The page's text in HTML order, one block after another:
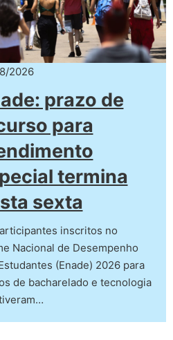
2026
prazo de
para
termina
sexta
inscritos no
Nacional de Desempenho
(Enade) 2026 para
de bacharelado e tecnologia